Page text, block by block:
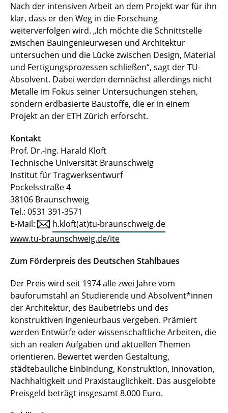
Nach der intensiven Arbeit an dem Projekt war für ihn
klar, dass er den Weg in die Forschung
weiterverfolgen wird. „Ich möchte die Schnittstelle
zwischen Bauingenieurwesen und Architektur
untersuchen und die Lücke zwischen Design, Material
und Fertigungsprozessen schließen“, sagt der TU-
Absolvent. Dabei werden demnächst allerdings nicht
Metalle im Fokus seiner Untersuchungen stehen,
sondern erdbasierte Baustoffe, die er in einem
Projekt an der ETH Zürich erforscht.
Kontakt
Prof. Dr.-Ing. Harald Kloft
Technische Universität Braunschweig
Institut für Tragwerksentwurf
Pockelsstraße 4
38106 Braunschweig
Tel.: 0531 391-3571
E-Mail:
h.kloft(at)tu-braunschweig.de
www.tu-braunschweig.de/ite
Zum Förderpreis des Deutschen Stahlbaues
Der Preis wird seit 1974 alle zwei Jahre vom
bauforumstahl an Studierende und Absolvent*innen
der Architektur, des Baubetriebs und des
konstruktiven Ingenieurbaus vergeben. Prämiert
werden Entwürfe oder wissenschaftliche Arbeiten, die
sich an realen Aufgaben und aktuellen Themen
orientieren. Bewertet werden Gestaltung,
städtebauliche Einbindung, Konstruktion, Innovation,
Nachhaltigkeit und Praxistauglichkeit. Das ausgelobte
Preisgeld beträgt insgesamt 8.000 Euro.